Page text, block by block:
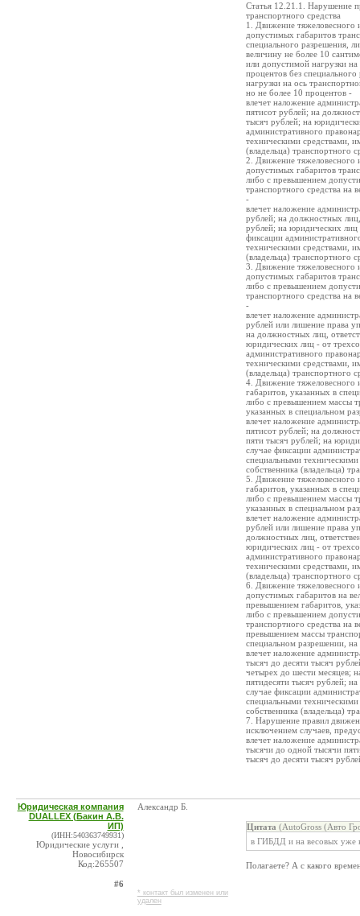
Статья 12.21.1. Нарушение
транспортного средства
1. Движение тяжеловесного
допустимых габаритов
специального разрешения,
величину не более 10
или допустимой нагрузки
процентов без
нагрузки на ось
но не более 10 процентов -
влечет наложение
пятисот рублей; на
тысяч рублей; на
административного
техническими средствами,
(владельца) транспортного
2. Движение тяжеловесного
допустимых габаритов
либо с превышением
транспортного средства на
-
влечет наложение
рублей; на должностных
рублей; на юридических лиц
фиксации
техническими средствами,
(владельца) транспортного
3. Движение тяжеловесного
допустимых габаритов
либо с превышением
транспортного средства на
-
влечет наложение
рублей или лишение права
на должностных лиц,
юридических лиц - от
административного
техническими средствами,
(владельца) транспортного
4. Движение тяжеловесного
габаритов, указанных в
либо с превышением массы
указанных в специальном
влечет наложение
пятисот рублей; на
пяти тысяч рублей; на
случае фиксации
специальными
собственника (владельца)
5. Движение тяжеловесного
габаритов, указанных в
либо с превышением массы
указанных в специальном
влечет наложение
рублей или лишение права
должностных лиц,
юридических лиц - от
административного
техническими средствами,
(владельца) транспортного
6. Движение тяжеловесного
допустимых габаритов на
превышением габаритов,
либо с превышением
транспортного средства на
превышением массы
специальном разрешении,
влечет наложение
тысяч до десяти тысяч
четырех до шести месяцев;
пятидесяти тысяч рублей;
случае фиксации
специальными
собственника (владельца)
7. Нарушение правил
исключением случаев,
влечет наложение
тысячи до одной тысячи
тысяч до десяти тысяч
Юридическая компания
DUALLEX (Бакин А.В.
ИП)
(ИНН:540363749931)
Юридические услуги ,
Новосибирск
Код:265507
#6
Александр Б.
* контакт был изменен или
удален
Цитата (AutoGross (Авто
в ГИБДД и на весовых уже
Полагаете? А с какого